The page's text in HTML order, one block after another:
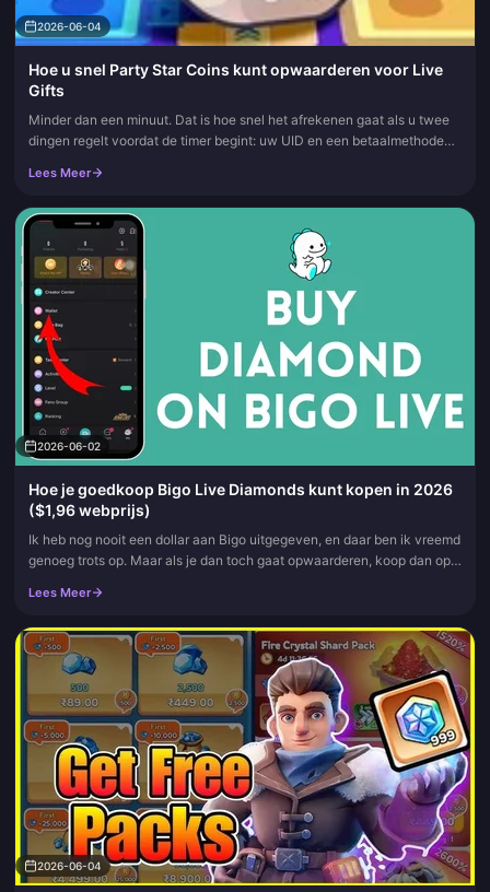
2026-06-04
Hoe u snel Party Star Coins kunt opwaarderen voor Live
Gifts
Minder dan een minuut. Dat is hoe snel het afrekenen gaat als u twee
dingen regelt voordat de timer begint: uw UID en een betaalmethode
Lees Meer
2026-06-02
Hoe je goedkoop Bigo Live Diamonds kunt kopen in 2026
($1,96 webprijs)
Ik heb nog nooit een dollar aan Bigo uitgegeven, en daar ben ik vreemd
genoeg trots op. Maar als je dan toch gaat opwaarderen, koop dan op
Lees Meer
2026-06-04